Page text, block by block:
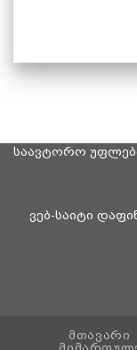
საავტორო
ვებ-საიტი
ᲛᲗᲐᲕᲐᲠᲘ